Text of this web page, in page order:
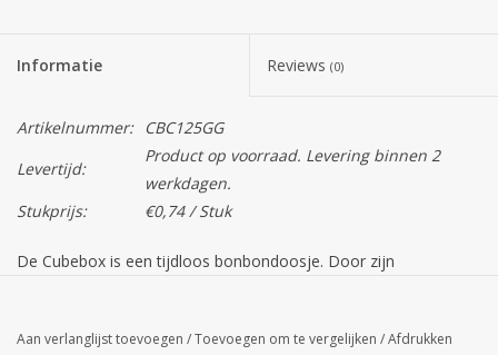
Informatie Reviews (0)
Artikelnummer:
CBC125GG
Levertijd:
Product op voorraad. Levering binnen 2
werkdagen.
Stukprijs:
€0,74 / Stuk
De Cubebox is een tijdloos bonbondoosje. Door zijn
Aan verlanglijst toevoegen /Toevoegen om te vergelijken /Afdrukken